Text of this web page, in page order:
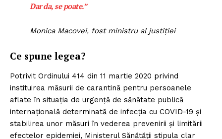
Dar da, se poate.”
Monica Macovei, fost ministru al justiției
Ce spune legea?
Potrivit Ordinului 414 din 11 martie 2020 privind
instituirea măsurii de carantină pentru persoanele
aflate în situația de urgență de sănătate publică
internațională determinată de infecția cu COVID-19 și
stabilirea unor măsuri în vederea prevenirii și limitării
efectelor epidemiei, Ministerul Sănătății stipula clar